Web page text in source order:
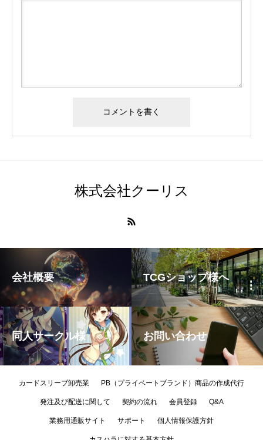
株式会社クーリス
会社概要 TCGショップ様へ
同人サークル様 お問い合わせ
カードスリーブ卸売業 PB（プライベートブランド）商品の作成代行
発注及び配送に関して 契約の流れ 会員登録 Q&A
業務用通販サイト サポート 個人情報保護方針